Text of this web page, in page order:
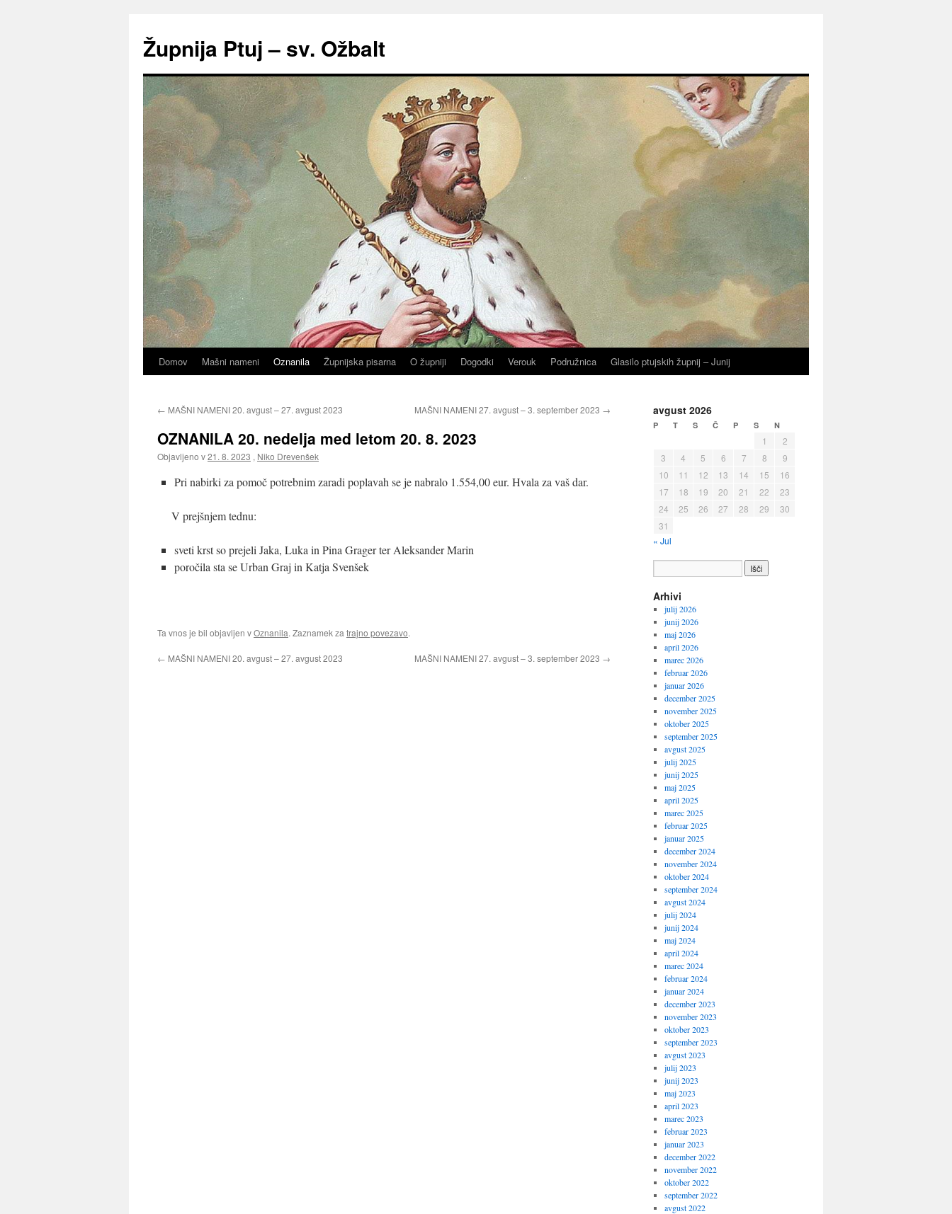
vsebino
Župnija Ptuj – sv. Ožbalt
Domov Mašni nameni Oznanila Župnijska pisarna O župniji Dogodki Verouk Podružnica Glasilo ptujskih župnij – Junij
← MAŠNI NAMENI 20. avgust – 27. avgust 2023 MAŠNI NAMENI 27. avgust – 3. september 2023 →
OZNANILA 20. nedelja med letom 20. 8. 2023
Objavljeno v21. 8. 2023 , Niko Drevenšek
Pri nabirki za pomoč potrebnim zaradi poplavah se je nabralo 1.554,00 eur. Hvala za vaš dar.
V prejšnjem tednu:
sveti krst so prejeli Jaka, Luka in Pina Grager ter Aleksander Marin
poročila sta se Urban Graj in Katja Svenšek
Ta vnos je bil objavljen vOznanila. Zaznamek za trajno povezavo.
← MAŠNI NAMENI 20. avgust – 27. avgust 2023 MAŠNI NAMENI 27. avgust – 3. september 2023 →
avgust 2026
P T S Č P S N
1
2
3
4 5 6 7 8
9
10
11 12 13 14 15
16
17
18 19 20 21 22
23
24
25 26 27 28 29
30
31
« Jul
Arhivi
julij 2026
junij 2026
maj 2026
april 2026
marec 2026
februar 2026
januar 2026
december 2025
november 2025
oktober 2025
september 2025
avgust 2025
julij 2025
junij 2025
maj 2025
april 2025
marec 2025
februar 2025
januar 2025
december 2024
november 2024
oktober 2024
september 2024
avgust 2024
julij 2024
junij 2024
maj 2024
april 2024
marec 2024
februar 2024
januar 2024
december 2023
november 2023
oktober 2023
september 2023
avgust 2023
julij 2023
junij 2023
maj 2023
april 2023
marec 2023
februar 2023
januar 2023
december 2022
november 2022
oktober 2022
september 2022
avgust 2022